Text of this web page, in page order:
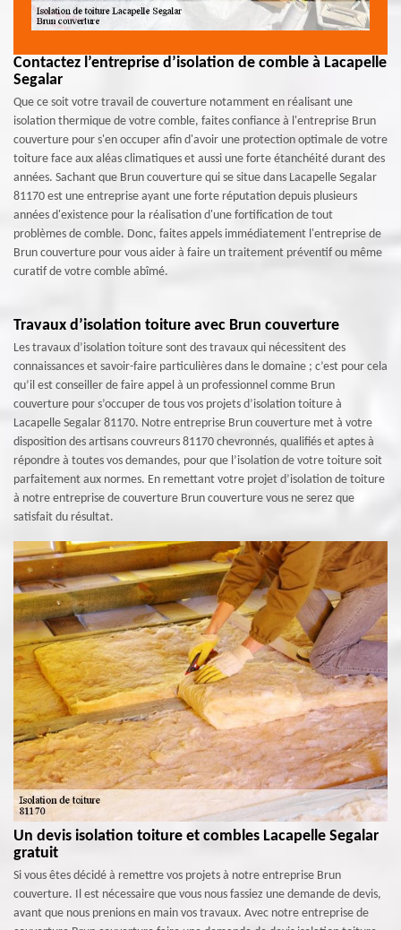
Contactez l’entreprise d’isolation de comble à Lacapelle
Segalar
Que ce soit votre travail de couverture notamment en réalisant une
isolation thermique de votre comble, faites confiance à l'entreprise Brun
couverture pour s'en occuper afin d'avoir une protection optimale de votre
toiture face aux aléas climatiques et aussi une forte étanchéité durant des
années. Sachant que Brun couverture qui se situe dans Lacapelle Segalar
81170 est une entreprise ayant une forte réputation depuis plusieurs
années d'existence pour la réalisation d'une fortification de tout
problèmes de comble. Donc, faites appels immédiatement l'entreprise de
Brun couverture pour vous aider à faire un traitement préventif ou même
curatif de votre comble abîmé.
Travaux d’isolation toiture avec Brun couverture
Les travaux d’isolation toiture sont des travaux qui nécessitent des
connaissances et savoir-faire particulières dans le domaine ; c’est pour cela
qu’il est conseiller de faire appel à un professionnel comme Brun
couverture pour s’occuper de tous vos projets d’isolation toiture à
Lacapelle Segalar 81170. Notre entreprise Brun couverture met à votre
disposition des artisans couvreurs 81170 chevronnés, qualifiés et aptes à
répondre à toutes vos demandes, pour que l’isolation de votre toiture soit
parfaitement aux normes. En remettant votre projet d’isolation de toiture
à notre entreprise de couverture Brun couverture vous ne serez que
satisfait du résultat.
Un devis isolation toiture et combles Lacapelle Segalar
gratuit
Si vous êtes décidé à remettre vos projets à notre entreprise Brun
couverture. Il est nécessaire que vous nous fassiez une demande de devis,
avant que nous prenions en main vos travaux. Avec notre entreprise de